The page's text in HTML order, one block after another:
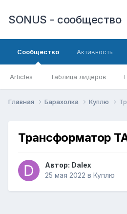
SONUS - сообщество
Сообщество
Articles Таблица лидеров
Активность
Главная Барахолка Куплю
Трансформатор
Автор: Dalex
25 мая 2022 в Куплю